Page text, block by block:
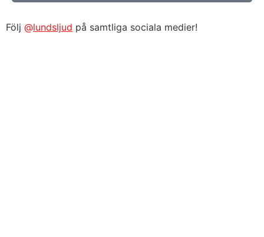
Följ @lundsljud på samtliga sociala medier!